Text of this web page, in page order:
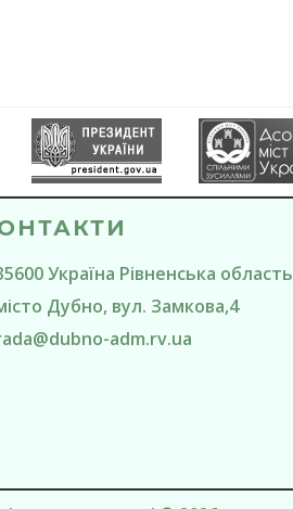
Україна Рівненська область
Дубно, вул. Замкова,4
dubno-adm.rv.ua